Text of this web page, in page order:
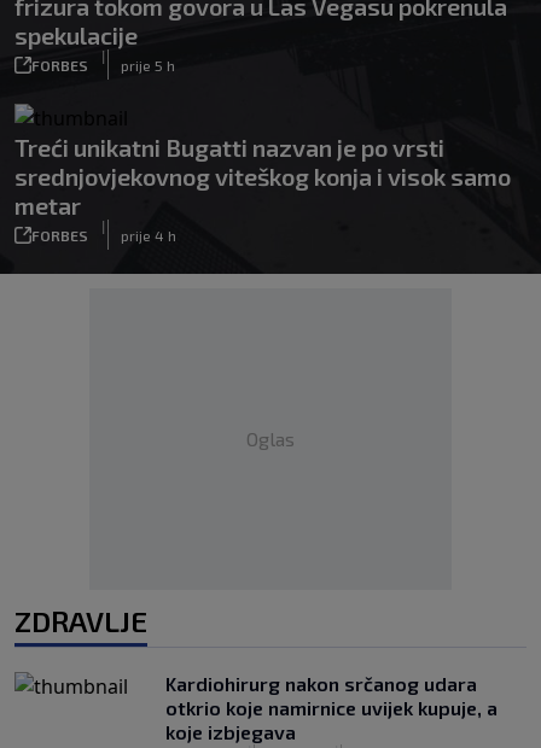
frizura tokom govora u Las Vegasu pokrenula
spekulacije
FORBES
|
prije 5 h
Treći unikatni Bugatti nazvan je po vrsti
srednjovjekovnog viteškog konja i visok samo
metar
FORBES
|
prije 4 h
Oglas
ZDRAVLJE
Kardiohirurg nakon srčanog udara
otkrio koje namirnice uvijek kupuje, a
koje izbjegava